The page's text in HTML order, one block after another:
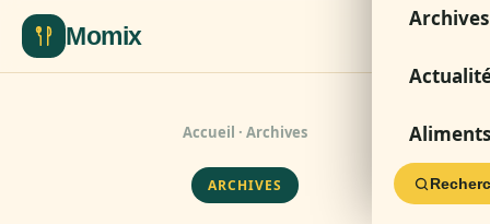
Momix
Archives
Aliments
Accueil · Archives
ARCHIVES